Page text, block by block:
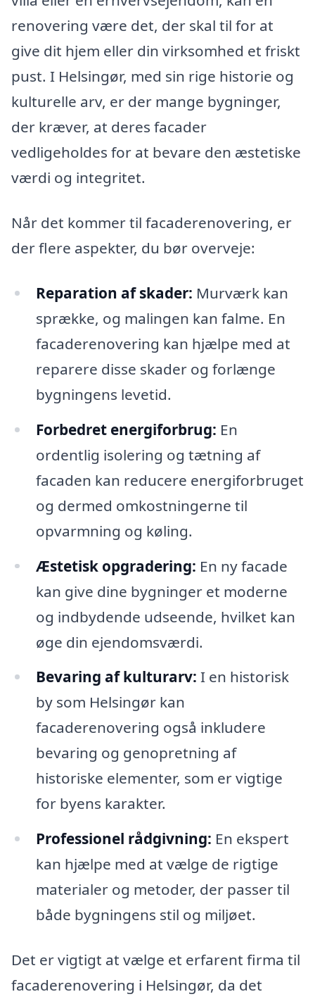
renovering være det, der skal til for at
give dit hjem eller din virksomhed et friskt
pust. I Helsingør, med sin rige historie og
kulturelle arv, er der mange bygninger,
der kræver, at deres facader
vedligeholdes for at bevare den æstetiske
værdi og integritet.
Når det kommer til facaderenovering, er
der flere aspekter, du bør overveje:
Reparation af skader: Murværk kan
sprække, og malingen kan falme. En
facaderenovering kan hjælpe med at
reparere disse skader og forlænge
bygningens levetid.
Forbedret energiforbrug: En
ordentlig isolering og tætning af
facaden kan reducere energiforbruget
og dermed omkostningerne til
opvarmning og køling.
Æstetisk opgradering: En ny facade
kan give dine bygninger et moderne
og indbydende udseende, hvilket kan
øge din ejendomsværdi.
Bevaring af kulturarv: I en historisk
by som Helsingør kan
facaderenovering også inkludere
bevaring og genopretning af
historiske elementer, som er vigtige
for byens karakter.
Professionel rådgivning: En ekspert
kan hjælpe med at vælge de rigtige
materialer og metoder, der passer til
både bygningens stil og miljøet.
Det er vigtigt at vælge et erfarent firma til
facaderenovering i Helsingør, da det